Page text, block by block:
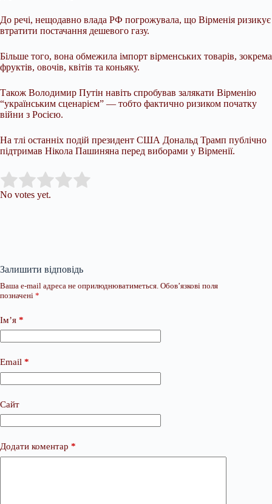
До речі, нещодавно влада РФ погрожувала, що Вірменія ризикує
втратити постачання дешевого газу.
Більше того, вона обмежила імпорт вірменських товарів, зокрема
фруктів, овочів, квітів та коньяку.
Також Володимир Путін навіть спробував залякати Вірменію
“українським сценарієм” — тобто фактично ризиком початку
війни з Росією.
На тлі останніх подій президент США Дональд Трамп публічно
підтримав Нікола Пашиняна перед виборами у Вірменії.
Rate this item:
No votes yet.
Залишити відповідь
Ваша e-mail адреса не оприлюднюватиметься. Обов’язкові поля
позначені *
Ім’я *
Email *
Сайт
Додати коментар *